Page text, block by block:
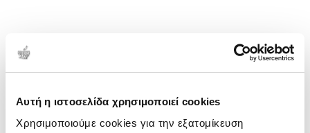
Αυτή η ιστοσελίδα χρησιμοποιεί cookies
Χρησιμοποιούμε cookies για την εξατομίκευση